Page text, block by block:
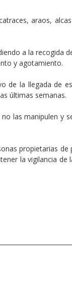
araos,
a la recogida
y agotamiento.
de la llegada de
últimas semanas.
las manipulen y
propietarias de
la vigilancia de